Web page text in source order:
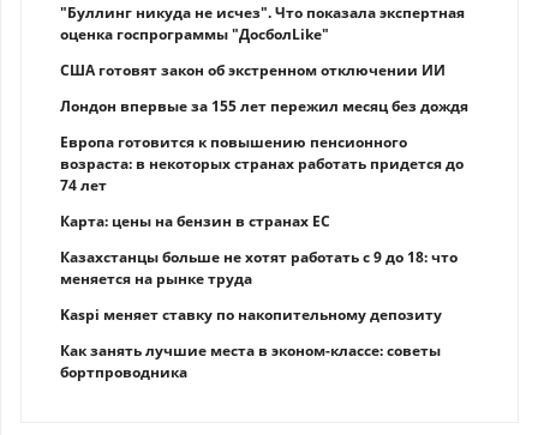
"Буллинг никуда не исчез". Что показала экспертная
оценка госпрограммы "ДосболLike"
США готовят закон об экстренном отключении ИИ
Лондон впервые за 155 лет пережил месяц без дождя
Европа готовится к повышению пенсионного
возраста: в некоторых странах работать придется до
74 лет
Карта: цены на бензин в странах ЕС
Казахстанцы больше не хотят работать с 9 до 18: что
меняется на рынке труда
Kaspi меняет ставку по накопительному депозиту
Как занять лучшие места в эконом-классе: советы
бортпроводника